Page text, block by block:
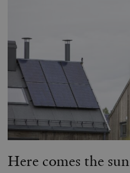
Here comes the sun